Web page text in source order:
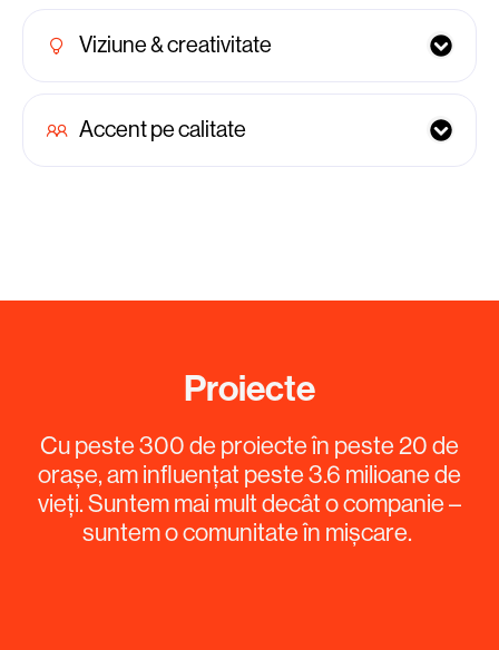
Viziune & creativitate
Accent pe calitate
Proiecte
Cu peste 300 de proiecte în peste 20 de
orașe, am influențat peste 3.6 milioane de
vieți. Suntem mai mult decât o companie –
suntem o comunitate în mișcare.